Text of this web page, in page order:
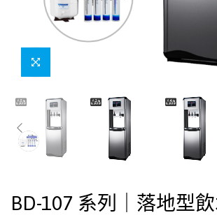
BD-107 系列｜落地型